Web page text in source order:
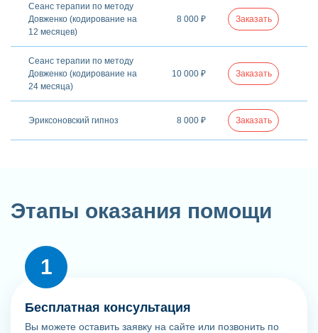
Сеанс терапии по методу
Довженко (кодирование на
12 месяцев)
8 000 ₽ Заказать
Сеанс терапии по методу
Довженко (кодирование на
24 месяца)
10 000 ₽ Заказать
Эриксоновский гипноз 8 000 ₽ Заказать
Этапы оказания помощи
Бесплатная консультация
Вы можете оставить заявку на сайте или позвонить по